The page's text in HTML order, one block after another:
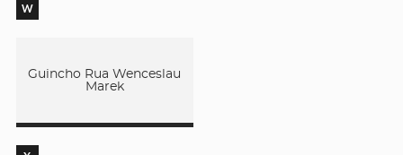
W
Guincho Rua Wenceslau
Marek